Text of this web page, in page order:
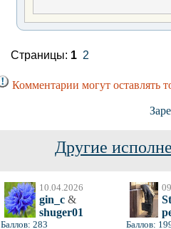
Страницы: 1 2
Комментарии могут оставлять
Другие
10.04.2026
gin_c &
shuger01
Баллов: 283 Баллов: